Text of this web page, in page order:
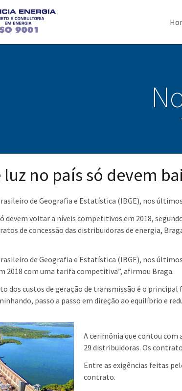
no país só devem
de Geografia e Estatística (IBGE), nos
devem voltar a níveis competitivos em 2018,
de concessão das distribuidoras de energia,
de Geografia e Estatística (IBGE), nos
2018 com uma tarifa competitiva”, afirmou Braga.
dos custos de geração de transmissão é o
passo a passo em direção ao equilíbrio e
A cerimônia que contou com
29 distribuidoras. Os
Entre as exigências feitas
contrato.